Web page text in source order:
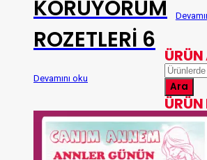
KORUYORUM
ROZETLERİ 6
Devamını oku
Ara:
Ara
ÜRÜN